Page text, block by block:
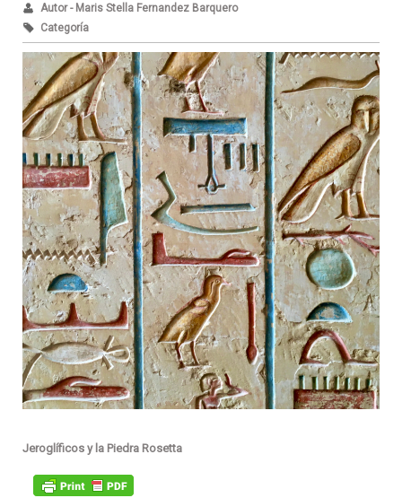
Autor - Maris Stella Fernandez Barquero
Categoría
Jeroglíficos y la Piedra Rosetta